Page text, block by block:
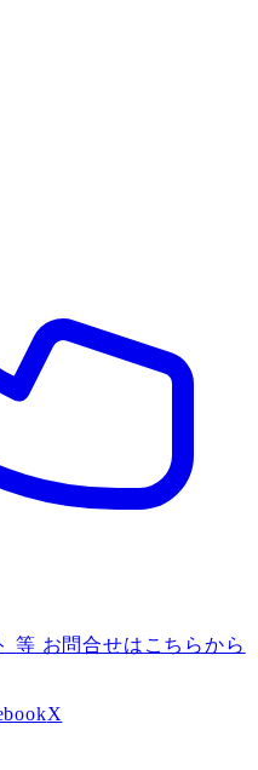
等 お問合せはこちらから
X